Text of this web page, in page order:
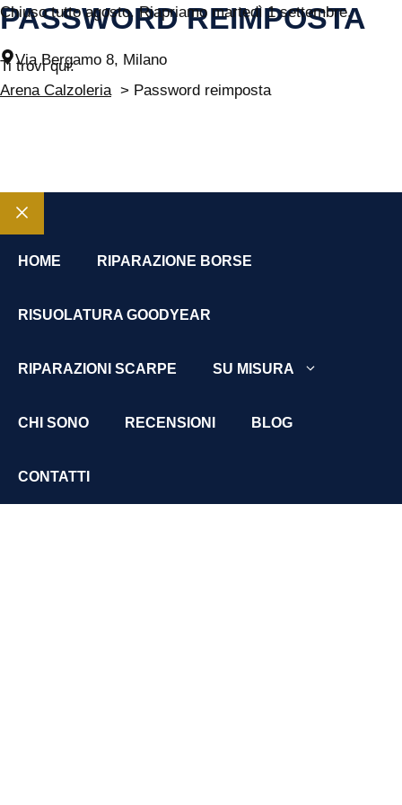
Vai
contenuto
Chiuso tutto agosto. Riapriamo martedì 1 settembre.
Via Bergamo 8, Milano
PASSWORD REIMPOSTA
Ti trovi qui:
Arena Calzoleria
Password reimposta
Chiudi
HOME RIPARAZIONE BORSE
RISUOLATURA GOODYEAR
RIPARAZIONI SCARPE SU MISURA
CHI SONO RECENSIONI BLOG
CONTATTI